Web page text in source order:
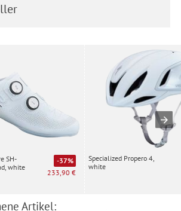
SH-
white
-37%
233,90 €
Specialized Propero 4,
white
Artikel: